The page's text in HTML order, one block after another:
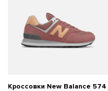
Кроссовки New Balance 574